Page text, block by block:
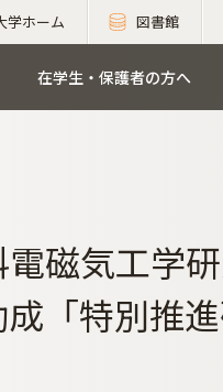
学ホーム 図書館
在学生・保護者の方へ
磁気工学
「特別推